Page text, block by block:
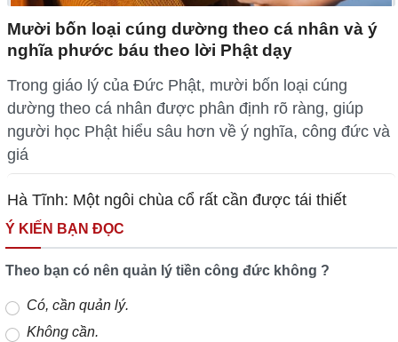
Mười bốn loại cúng dường theo cá nhân và ý
nghĩa phước báu theo lời Phật dạy
Trong giáo lý của Đức Phật, mười bốn loại cúng
dường theo cá nhân được phân định rõ ràng, giúp
người học Phật hiểu sâu hơn về ý nghĩa, công đức và
giá
Hà Tĩnh: Một ngôi chùa cổ rất cần được tái thiết
Ý KIẾN BẠN ĐỌC
Theo bạn có nên quản lý tiền công đức không ?
Có, cần quản lý.
Không cần.